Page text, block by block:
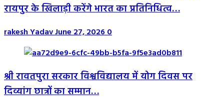
रायपुर के खिलाड़ी करेंगे भारत का प्रतिनिधित्व…
rakesh YadavJune 27, 20260
श्री रावतपुरा सरकार विश्वविद्यालय में योग दिवस पर
दिव्यांग छात्रों का सम्मान…